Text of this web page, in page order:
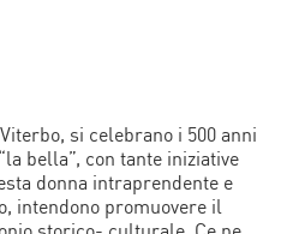
si celebrano i 500 anni
bella”, con tante iniziative
donna intraprendente e
intendono promuovere il